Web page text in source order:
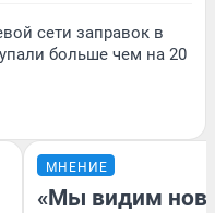
сети заправок в
больше чем на 20
МНЕНИЕ
«Мы видим